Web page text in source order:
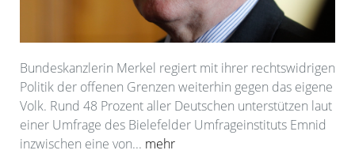
Bundeskanzlerin Merkel regiert mit ihrer rechtswidrigen
Politik der offenen Grenzen weiterhin gegen das eigene
Volk. Rund 48 Prozent aller Deutschen unterstützen laut
einer Umfrage des Bielefelder Umfrageinstituts Emnid
inzwischen eine von... mehr